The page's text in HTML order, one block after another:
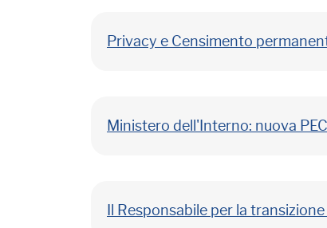
Privacy e Censimento
Ministero dell'Interno: nuova
Il Responsabile per la